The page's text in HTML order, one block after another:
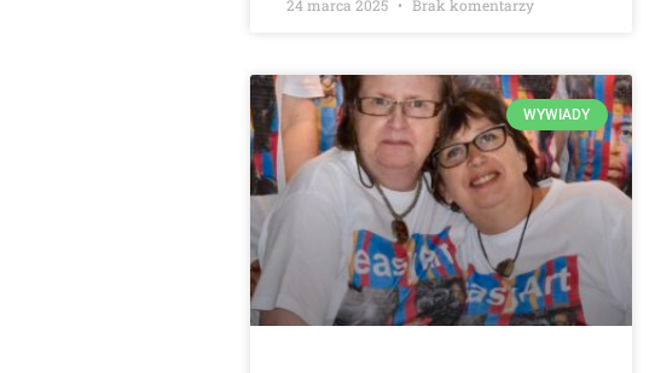
24 marca 2025 Brak komentarzy
WYWIADY